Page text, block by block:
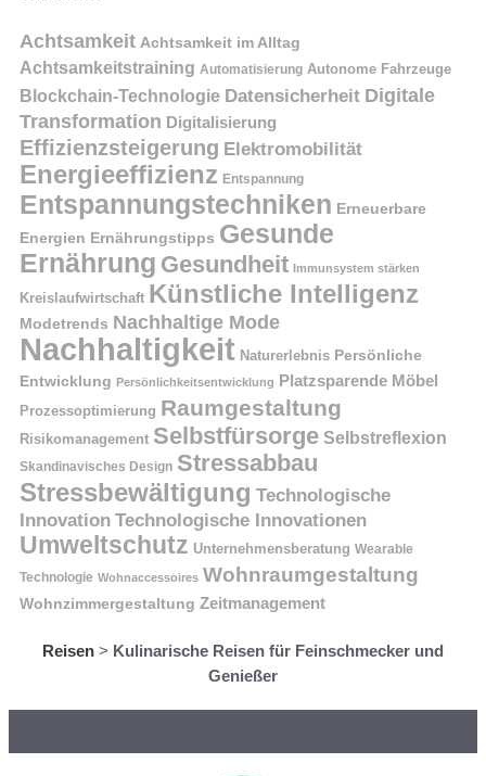
Achtsamkeit Achtsamkeit im Alltag
Achtsamkeitstraining Automatisierung Autonome Fahrzeuge
Blockchain-Technologie Datensicherheit Digitale
Transformation Digitalisierung
Effizienzsteigerung Elektromobilität
Energieeffizienz Entspannung
Entspannungstechniken Erneuerbare
Energien Ernährungstipps Gesunde
Ernährung Gesundheit Immunsystem stärken
Kreislaufwirtschaft Künstliche Intelligenz
Modetrends Nachhaltige Mode
Nachhaltigkeit Naturerlebnis Persönliche
Entwicklung Persönlichkeitsentwicklung Platzsparende Möbel
Prozessoptimierung Raumgestaltung
Risikomanagement Selbstfürsorge Selbstreflexion
Skandinavisches Design Stressabbau
Stressbewältigung Technologische
Innovation Technologische Innovationen
Umweltschutz Unternehmensberatung Wearable
Technologie Wohnaccessoires Wohnraumgestaltung
Wohnzimmergestaltung Zeitmanagement
Reisen > Kulinarische Reisen für Feinschmecker und
Genießer